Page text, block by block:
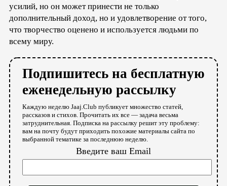
усилий, но он может принести не только
дополнительный доход, но и удовлетворение от того,
что творчество оценено и используется людьми по
всему миру.
Подпишитесь на бесплатную
еженедельную рассылку
Каждую неделю Jaaj.Club публикует множество статей,
рассказов и стихов. Прочитать их все — задача весьма
затруднительная. Подписка на рассылку решит эту проблему:
вам на почту будут приходить похожие материалы сайта по
выбранной тематике за последнюю неделю.
Введите ваш Email